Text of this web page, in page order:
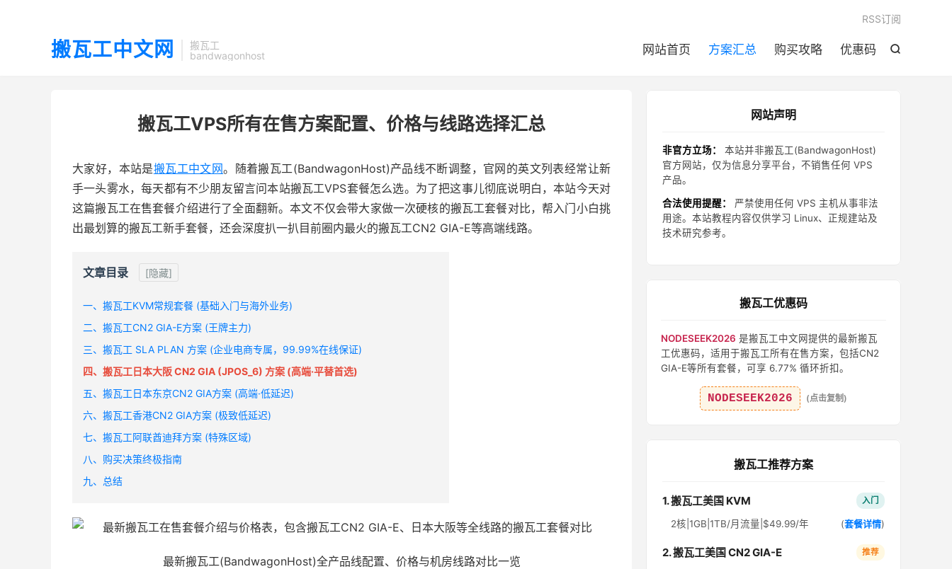
搬瓦工中文网
搬瓦工
bandwagonhost

网站首页 方案汇总 购买攻略 优惠码
RSS订阅
搬瓦工VPS所有在售方案配置、价格与线路选择汇总
大家好，本站是搬瓦工中文网。随着搬瓦工(BandwagonHost)产品线不断调整，官网的英文列表经常让新
手一头雾水，每天都有不少朋友留言问本站搬瓦工VPS套餐怎么选。为了把这事儿彻底说明白，本站今天对
这篇搬瓦工在售套餐介绍进行了全面翻新。本文不仅会带大家做一次硬核的搬瓦工套餐对比，帮入门小白挑
出最划算的搬瓦工新手套餐，还会深度扒一扒目前圈内最火的搬瓦工CN2 GIA-E等高端线路。
文章目录 [隐藏]
一、搬瓦工KVM常规套餐 (基础入门与海外业务)
二、搬瓦工CN2 GIA-E方案 (王牌主力)
三、搬瓦工 SLA PLAN 方案 (企业电商专属，99.99%在线保证)
四、搬瓦工日本大阪 CN2 GIA (JPOS_6) 方案 (高端·平替首选)
五、搬瓦工日本东京CN2 GIA方案 (高端·低延迟)
六、搬瓦工香港CN2 GIA方案 (极致低延迟)
七、搬瓦工阿联酋迪拜方案 (特殊区域)
八、购买决策终极指南
九、总结
最新搬瓦工(BandwagonHost)全产品线配置、价格与机房线路对比一览
网站声明
非官方立场：
本站并非搬瓦工(BandwagonHost)
官方网站，仅为信息分享平台，不销售任何 VPS
产品。
合法使用提醒：
严禁使用任何 VPS 主机从事非法
用途。本站教程内容仅供学习 Linux、正规建站及
技术研究参考。
搬瓦工优惠码
NODESEEK2026 是搬瓦工中文网提供的最新搬瓦
工优惠码，适用于搬瓦工所有在售方案，包括CN2
GIA-E等所有套餐，可享 6.77% 循环折扣。
NODESEEK2026 (点击复制)
搬瓦工推荐方案
1. 搬瓦工美国 KVM 入门
2核|1GB|1TB/月流量|$49.99/年 (套餐详情)
2. 搬瓦工美国 CN2 GIA-E 推荐